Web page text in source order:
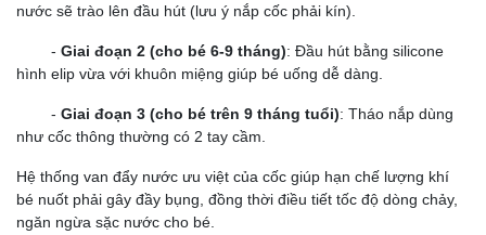
nước sẽ trào lên đầu hút (lưu ý nắp cốc phải kín).
- Giai đoạn 2 (cho bé 6-9 tháng): Đầu hút bằng silicone
hình elip vừa với khuôn miệng giúp bé uống dễ dàng.
- Giai đoạn 3 (cho bé trên 9 tháng tuổi): Tháo nắp dùng
như cốc thông thường có 2 tay cầm.
Hệ thống van đẩy nước ưu việt của cốc giúp hạn chế lượng khí
bé nuốt phải gây đầy bụng, đồng thời điều tiết tốc độ dòng chảy,
ngăn ngừa sặc nước cho bé.